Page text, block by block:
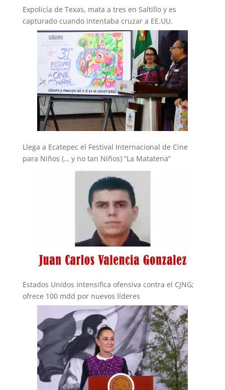
Expolicía de Texas, mata a tres en Saltillo y es
capturado cuando intentaba cruzar a EE.UU.
Llega a Ecatepec el Festival Internacional de Cine
para Niños (… y no tan Niños) “La Matatena”
Estados Unidos intensifica ofensiva contra el CJNG;
ofrece 100 mdd por nuevos líderes